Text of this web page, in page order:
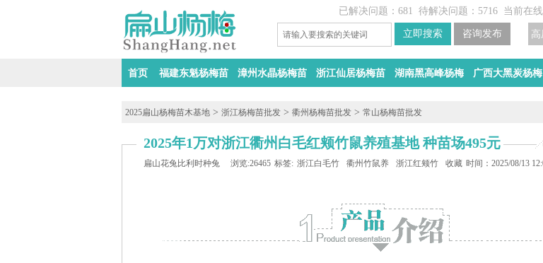
已解决问题：681 待解决问题：5716 当前在
高
首页 福建东魁杨梅苗 漳州水晶杨梅苗 浙江仙居杨梅苗 湖南黑高峰杨梅 广西大黑炭杨梅
2025扁山杨梅苗木基地 > 浙江杨梅苗批发 > 衢州杨梅苗批发 > 常山杨梅苗批发
2025年1万对浙江衢州白毛红颊竹鼠养殖基地 种苗场495元
扁山花兔比利时种兔 浏览:26465 标签: 浙江白毛竹鼠养殖场衢州竹鼠养殖基地浙江红颊竹鼠养殖基地
收藏 时间：2025/08/13